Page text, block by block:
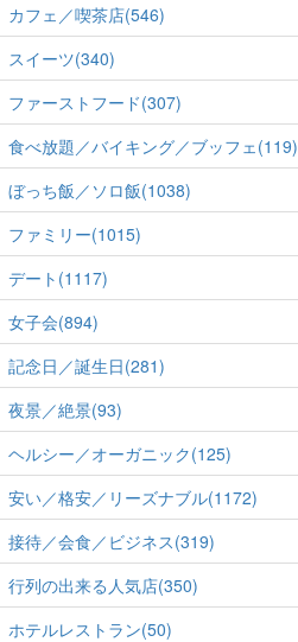
カフェ／喫茶店(546)
スイーツ(340)
ファーストフード(307)
食べ放題／バイキング／ブッフェ(119)
ぼっち飯／ソロ飯(1038)
ファミリー(1015)
デート(1117)
女子会(894)
記念日／誕生日(281)
夜景／絶景(93)
ヘルシー／オーガニック(125)
安い／格安／リーズナブル(1172)
接待／会食／ビジネス(319)
行列の出来る人気店(350)
ホテルレストラン(50)